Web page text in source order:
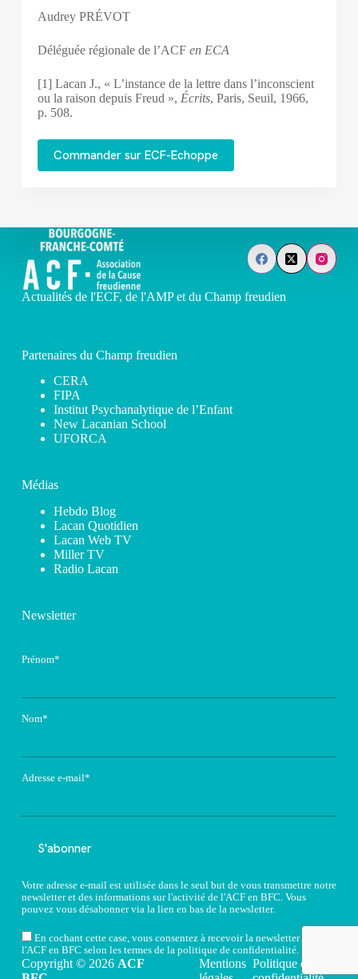
Audrey PRÉVOT
Déléguée régionale de l’ACF en ECA
[1] Lacan J., « L’instance de la lettre dans l’inconscient
ou la raison depuis Freud », Écrits, Paris, Seuil, 1966,
p. 508.
Commander sur ECF-Echoppe
Actualités de l'ECF, de l'AMP et du Champ freudien
Partenaires du Champ freudien
CERA
FIPA
Institut Psychanalytique de l’Enfant
New Lacanian School
UFORCA
Médias
Hebdo Blog
Lacan Quotidien
Lacan Web TV
Miller TV
Radio Lacan
Newsletter
Prénom*
Nom*
Adresse e-mail*
Votre adresse e-mail est utilisée dans le seul but de vous transmettre notre
newsletter et des informations sur l'activité de l'ACF en BFC. Vous
pouvez vous désabonner via la lien en bas de la newsletter.
En cochant cette case, vous consentez à recevoir la newsletter de
l'ACF en BFC selon les termes de la politique de confidentialité.
Copyright © 2026 ACF
Mentions Politique de